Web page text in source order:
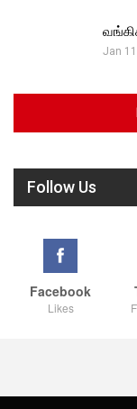
Jan
Follow Us
Facebook
Likes